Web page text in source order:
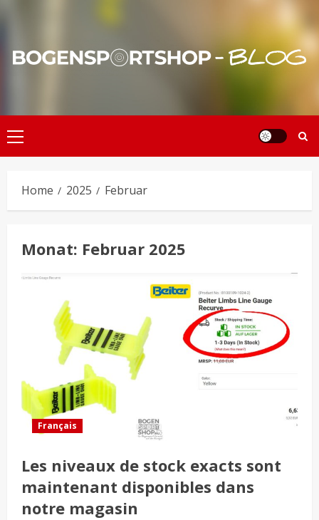
Primary
Menu
Home 2025 Februar
Monat: Februar 2025
Français
Les niveaux de stock exacts sont
maintenant disponibles dans
notre magasin